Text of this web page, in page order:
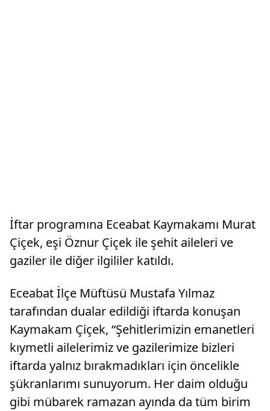
İftar programına Eceabat Kaymakamı Murat
Çiçek, eşi Öznur Çiçek ile şehit aileleri ve
gaziler ile diğer ilgililer katıldı.
Eceabat İlçe Müftüsü Mustafa Yılmaz
tarafından dualar edildiği iftarda konuşan
Kaymakam Çiçek, “Şehitlerimizin emanetleri
kıymetli ailelerimiz ve gazilerimize bizleri
iftarda yalnız bırakmadıkları için öncelikle
şükranlarımı sunuyorum. Her daim olduğu
gibi mübarek ramazan ayında da tüm birim